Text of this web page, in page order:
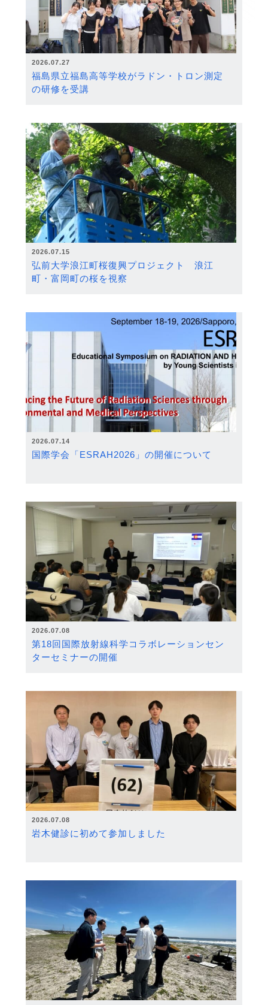
2026.07.27
福島県立福島高等学校がラドン・トロン測定
の研修を受講
2026.07.15
弘前大学浪江町桜復興プロジェクト 浪江
町・富岡町の桜を視察
2026.07.14
国際学会「ESRAH2026」の開催について
2026.07.08
第18回国際放射線科学コラボレーションセン
ターセミナーの開催
2026.07.08
岩木健診に初めて参加しました